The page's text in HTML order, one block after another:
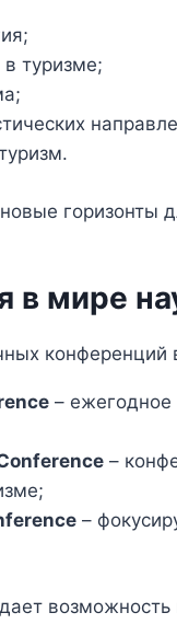
туризме;
горизонты
в мире
– ежегодное
–
–
возможность